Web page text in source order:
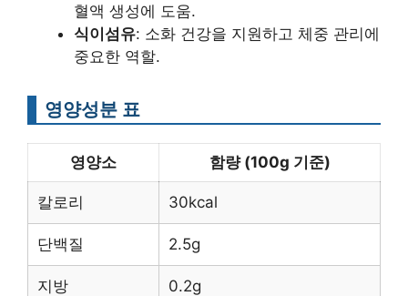
혈액 생성에 도움.
식이섬유: 소화 건강을 지원하고 체중 관리에
중요한 역할.
영양성분 표
영양소 함량 (100g 기준)
칼로리 30kcal
단백질 2.5g
지방 0.2g